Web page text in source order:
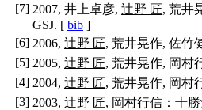
[7] 2007, 井上卓彦, 辻野 匠, 荒井
GSJ. [ bib ]
[6] 2006, 辻野 匠, 荒井晃作, 佐竹
[5] 2005, 辻野 匠, 荒井晃作, 岡村
[4] 2004, 辻野 匠, 荒井晃作, 岡村
[3] 2003, 辻野 匠, 岡村行信：十